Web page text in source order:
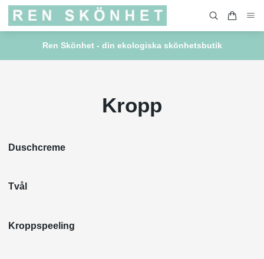
Ren Skönhet - din ekologiska skönhetsbutik
Kropp
Duschcreme
Tvål
Kroppspeeling